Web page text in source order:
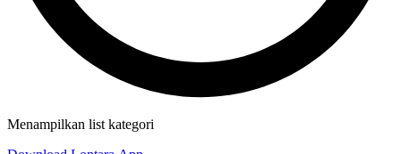
Menampilkan list kategori